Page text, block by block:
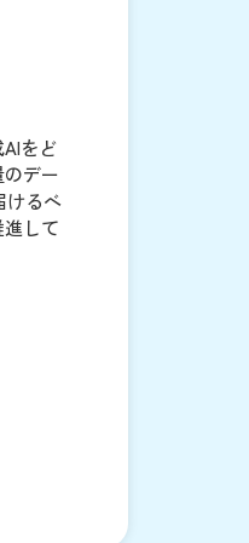
をど
デー
けるべ
して